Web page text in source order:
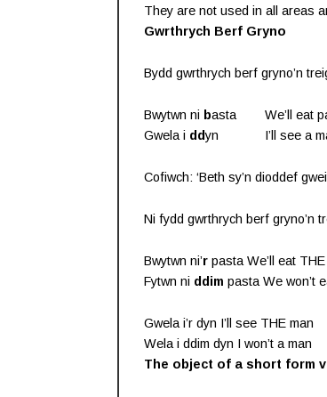
They are not used in all areas
Gwrthrych Berf Gryno
Bydd gwrthrych berf gryno’n
Bwytwn ni basta We’ll eat
Gwela i ddyn I’ll see a
Cofiwch: ‘Beth sy’n dioddef
Ni fydd gwrthrych berf gryno’n
Bwytwn ni’r pasta We’ll eat
Fytwn ni ddim pasta We won’t
Gwela i’r dyn I’ll see THE man
Wela i ddim dyn I won’t a man
The object of a short form